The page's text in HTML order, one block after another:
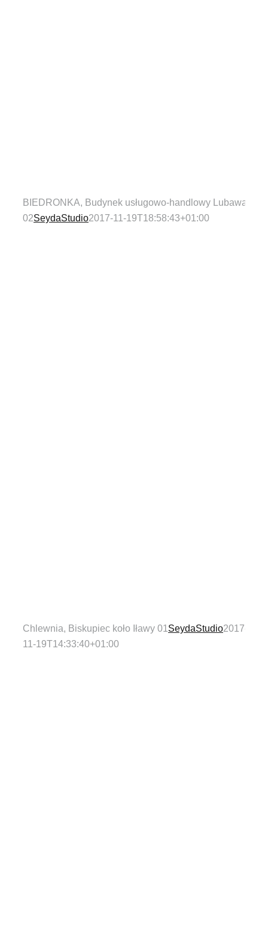
BIEDRONKA, Budynek usługowo-handlowy Lubawa
02SeydaStudio2017-11-19T18:58:43+01:00
Chlewnia, Biskupiec koło Iławy 01 SeydaStudio2017-
11-19T14:33:40+01:00